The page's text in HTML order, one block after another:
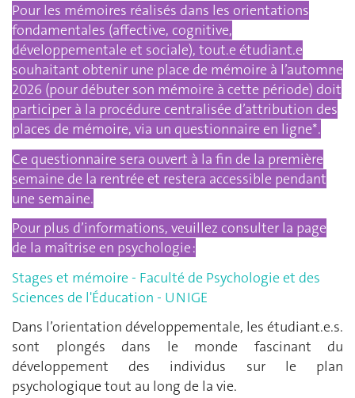
Pour les mémoires réalisés dans les orientations
fondamentales (affective, cognitive,
développementale et sociale), tout.e étudiant.e
souhaitant obtenir une place de mémoire à l’automne
2026 (pour débuter son mémoire à cette période) doit
participer à la procédure centralisée d’attribution des
places de mémoire, via un questionnaire en ligne*.
Ce questionnaire sera ouvert à la fin de la première
semaine de la rentrée et restera accessible pendant
une semaine.
Pour plus d’informations, veuillez consulter la page
de la maîtrise en psychologie :
Stages et mémoire - Faculté de Psychologie et des
Sciences de l'Éducation - UNIGE
Dans l’orientation développementale, les étudiant.e.s.
sont plongés dans le monde fascinant du
développement des individus sur le plan
psychologique tout au long de la vie.